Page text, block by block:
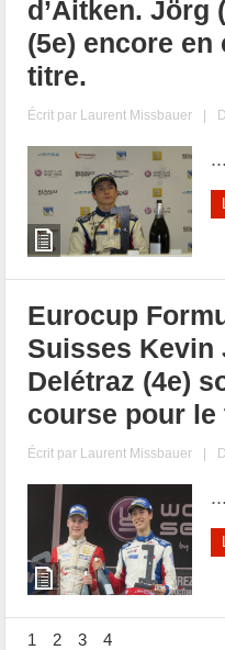
d’Aitken. Jörg
(5e) encore
titre.
Écrit par Laurent Missbauer |
...
Eurocup
Suisses Kevin
Delétraz (4e)
course pour le
Écrit par Laurent Missbauer |
...
1 2 3 4